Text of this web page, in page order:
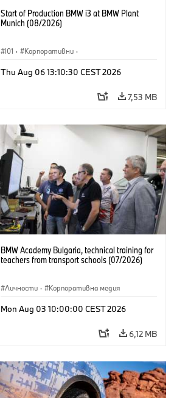
Start of Production BMW i3 at BMW Plant
Munich (08/2026)
I01 · Корпоративни ·
Локации
Thu Aug 06 13:10:30 CEST 2026
7,53 MB
BMW Academy Bulgaria, technical training for
teachers from transport schools (07/2026)
Личности · Корпоративна медия
Mon Aug 03 10:00:00 CEST 2026
6,12 MB